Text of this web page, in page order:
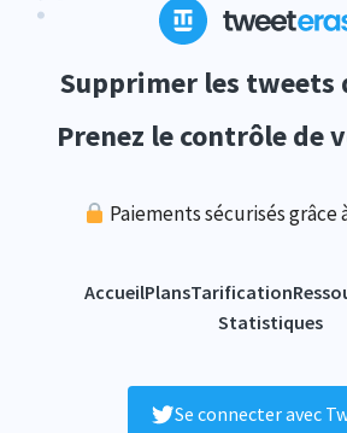
Supprimer les tweets
Prenez le contrôle de
Paiements sécurisés grâce
AccueilPlansTarification
Statistiques
Se connecter avec